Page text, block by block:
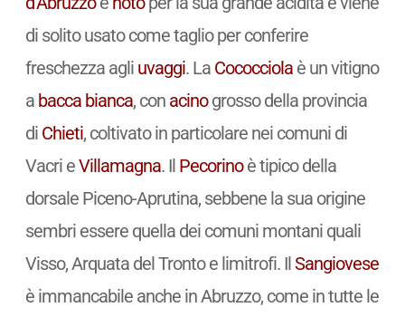
di solito usato come taglio per conferire
freschezza agli uvaggi. La Cococciolaè un vitigno
a bacca bianca, con acinogrosso della provincia
di Chieti, coltivato in particolare nei comuni di
Vacri eVillamagna. Il Pecorinoè tipico della
dorsale Piceno-Aprutina, sebbene la sua origine
sembri essere quella dei comuni montani quali
Visso, Arquata del Tronto e limitrofi. IlSangiovese
è immancabile anche in Abruzzo, come in tutte le